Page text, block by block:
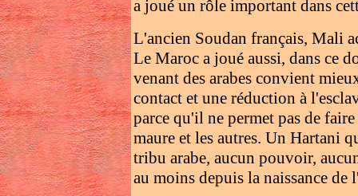
a joué un rôle important dans
L'ancien Soudan français, Mali
Le Maroc a joué aussi, dans ce
venant des arabes convient
contact et une réduction à
parce qu'il ne permet pas de
maure et les autres. Un Hartani
tribu arabe, aucun pouvoir,
au moins depuis la naissance de